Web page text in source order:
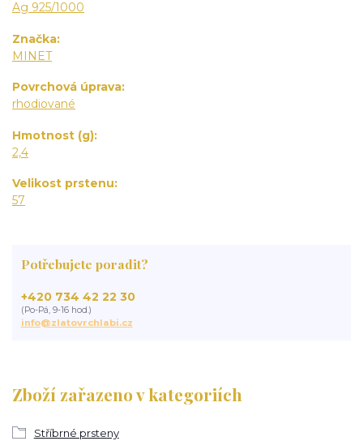
Ag 925/1000
Značka
MINET
Povrchová úprava
rhodiované
Hmotnost (g)
2,4
Velikost prstenu
57
Zboží zařazeno v kategoriích
Stříbrné prsteny
Potřebujete poradit?
+420 734 42 22 30
(Po-Pá, 9-16 hod.)
info@zlatovrchlabi.cz